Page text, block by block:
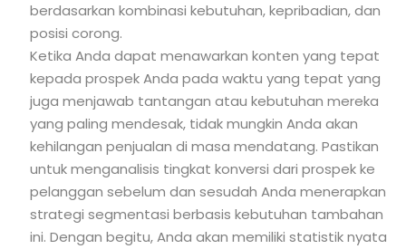
berdasarkan kombinasi kebutuhan, kepribadian, dan
posisi corong.
Ketika Anda dapat menawarkan konten yang tepat
kepada prospek Anda pada waktu yang tepat yang
juga menjawab tantangan atau kebutuhan mereka
yang paling mendesak, tidak mungkin Anda akan
kehilangan penjualan di masa mendatang. Pastikan
untuk menganalisis tingkat konversi dari prospek ke
pelanggan sebelum dan sesudah Anda menerapkan
strategi segmentasi berbasis kebutuhan tambahan
ini. Dengan begitu, Anda akan memiliki statistik nyata